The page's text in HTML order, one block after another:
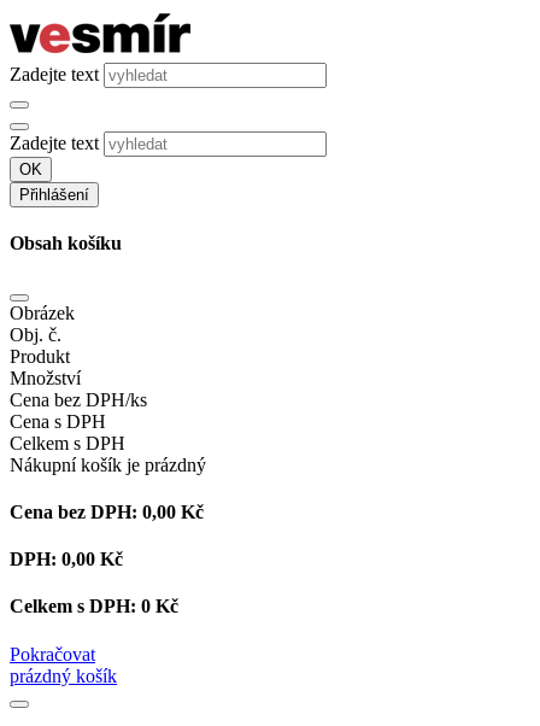
Zadejte text
Zadejte text
OK
Přihlášení
Obsah košíku
Obrázek
Obj. č.
Produkt
Množství
Cena bez DPH/ks
Cena s DPH
Celkem s DPH
Nákupní košík je prázdný
Cena bez DPH: 0,00 Kč
DPH: 0,00 Kč
Celkem s DPH: 0 Kč
Pokračovat
prázdný košík